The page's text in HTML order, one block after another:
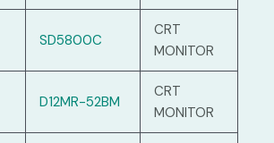
SD5800C
CRT
MONITOR
D12MR-52BM
CRT
MONITOR